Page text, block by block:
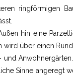
ringförmigen
hin eine
wird über einen
und
Sinne angeregt